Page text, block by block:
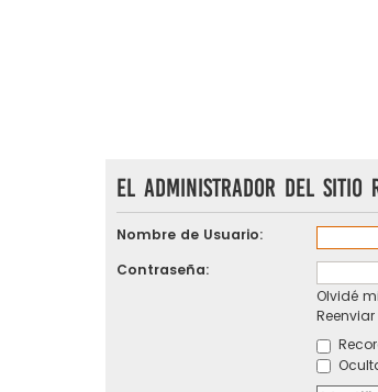
El administrador del sitio
Nombre de Usuario:
Contraseña:
Olvidé